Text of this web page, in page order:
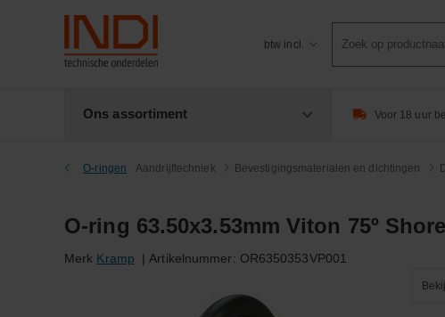
btw incl.
zoeken
Ons assortiment Voor 18 uur
O-ringen Aandrijftechniek Bevestigingsmaterialen en dichtingen
O-ring 63.50x3.53mm Viton 75º Shore
Merk Kramp | Artikelnummer: OR6350353VP001